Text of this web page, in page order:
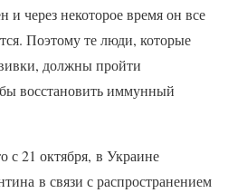
и через некоторое время он все
Поэтому те люди, которые
должны пройти
восстановить иммунный
с 21 октября, в Украине
в связи с распространением